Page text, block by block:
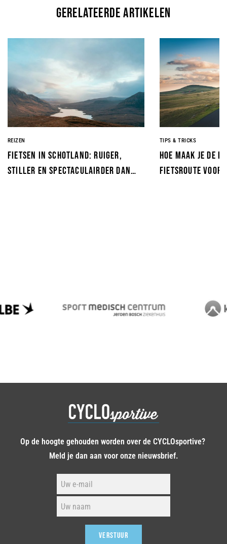
gerelateerde artikelen
REIZEN
Fietsen in Schotland: ruiger,
stiller en spectaculairder dan
TIPS & TRICKS
Hoe maak je de
fietsroute voor
Op de hoogte gehouden worden over de CYCLOsportive?
Meld je dan aan voor onze nieuwsbrief.
VERSTUUR